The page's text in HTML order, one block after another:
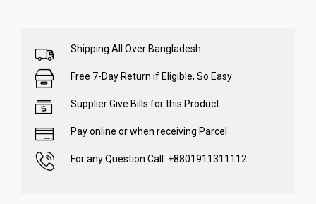
Shipping All Over Bangladesh
Free 7-Day Return if Eligible, So Easy
Supplier Give Bills for this Product.
Pay online or when receiving Parcel
For any Question Call: +8801911311112